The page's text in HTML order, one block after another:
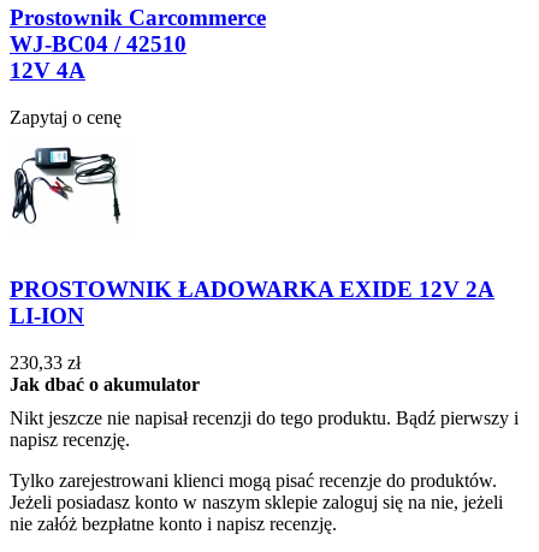
Prostownik Carcommerce
WJ-BC04 / 42510
12V 4A
Zapytaj o cenę
PROSTOWNIK ŁADOWARKA EXIDE 12V 2A
LI-ION
230,33 zł
Jak dbać o akumulator
Nikt jeszcze nie napisał recenzji do tego produktu. Bądź pierwszy i
napisz recenzję.
Tylko zarejestrowani klienci mogą pisać recenzje do produktów.
Jeżeli posiadasz konto w naszym sklepie zaloguj się na nie, jeżeli
nie załóż bezpłatne konto i napisz recenzję.